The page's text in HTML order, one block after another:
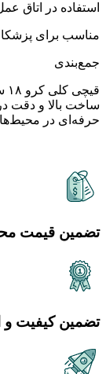
استفاده در اتاق
مناسب برای
جمع‌بندی
ساخت بالا و دقت
حرفه‌ای در
تضمین قیمت
تضمین کیفیت و